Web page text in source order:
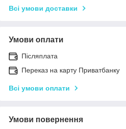
Всі умови доставки
Умови оплати
Післяплата
Переказ на карту Приватбанку
Всі умови оплати
Умови повернення